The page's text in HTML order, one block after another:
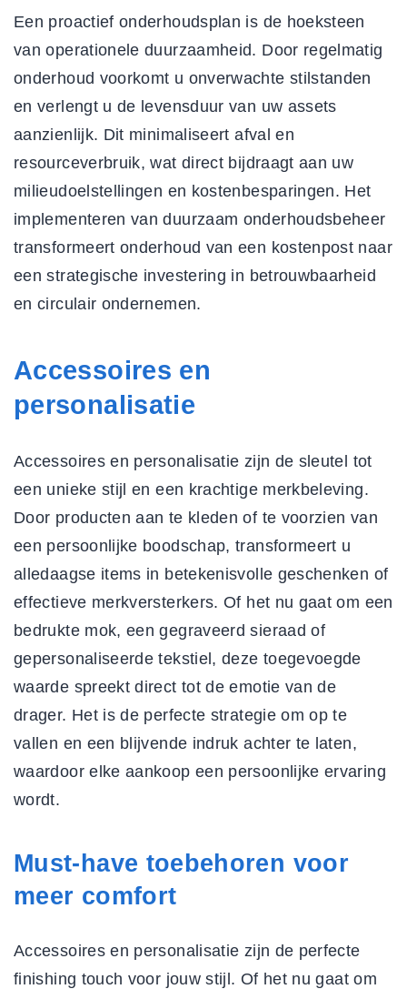
Een proactief onderhoudsplan is de hoeksteen
van operationele duurzaamheid. Door regelmatig
onderhoud voorkomt u onverwachte stilstanden
en verlengt u de levensduur van uw assets
aanzienlijk. Dit minimaliseert afval en
resourceverbruik, wat direct bijdraagt aan uw
milieudoelstellingen en kostenbesparingen. Het
implementeren vanduurzaam onderhoudsbeheer
transformeert onderhoud van een kostenpost naar
een strategische investering in betrouwbaarheid
en circulair ondernemen.
Accessoires en
personalisatie
Accessoires en personalisatie zijn de sleutel tot
een unieke stijl en een krachtige merkbeleving.
Door producten aan te kleden of te voorzien van
een persoonlijke boodschap, transformeert u
alledaagse items in betekenisvolle geschenken of
effectieve merkversterkers. Of het nu gaat om een
bedrukte mok, een gegraveerd sieraad of
gepersonaliseerde tekstiel, deze toegevoegde
waarde spreekt direct tot de emotie van de
drager. Het is de perfecte strategie om op te
vallen en een blijvende indruk achter te laten,
waardoor elke aankoop een persoonlijke ervaring
wordt.
Must-have toebehoren voor
meer comfort
Accessoires en personalisatie zijn de perfecte
finishing touch voor jouw stijl. Of het nu gaat om